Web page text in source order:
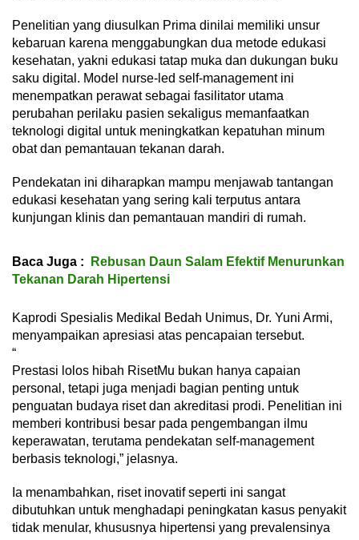
Penelitian yang diusulkan Prima dinilai memiliki unsur
kebaruan karena menggabungkan dua metode edukasi
kesehatan, yakni edukasi tatap muka dan dukungan buku
saku digital. Model nurse-led self-management ini
menempatkan perawat sebagai fasilitator utama
perubahan perilaku pasien sekaligus memanfaatkan
teknologi digital untuk meningkatkan kepatuhan minum
obat dan pemantauan tekanan darah.
Pendekatan ini diharapkan mampu menjawab tantangan
edukasi kesehatan yang sering kali terputus antara
kunjungan klinis dan pemantauan mandiri di rumah.
Baca Juga :
Rebusan Daun Salam Efektif Menurunkan
Tekanan Darah Hipertensi
Kaprodi Spesialis Medikal Bedah Unimus, Dr. Yuni Armi,
menyampaikan apresiasi atas pencapaian tersebut.
“
Prestasi lolos hibah RisetMu bukan hanya capaian
personal, tetapi juga menjadi bagian penting untuk
penguatan budaya riset dan akreditasi prodi. Penelitian ini
memberi kontribusi besar pada pengembangan ilmu
keperawatan, terutama pendekatan self-management
berbasis teknologi,” jelasnya.
Ia menambahkan, riset inovatif seperti ini sangat
dibutuhkan untuk menghadapi peningkatan kasus penyakit
tidak menular, khususnya hipertensi yang prevalensinya